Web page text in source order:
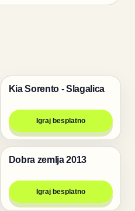
Igre
Kia Sorento - Slagalica
Igraj besplatno
Igre
Dobra zemlja 2013
Igraj besplatno